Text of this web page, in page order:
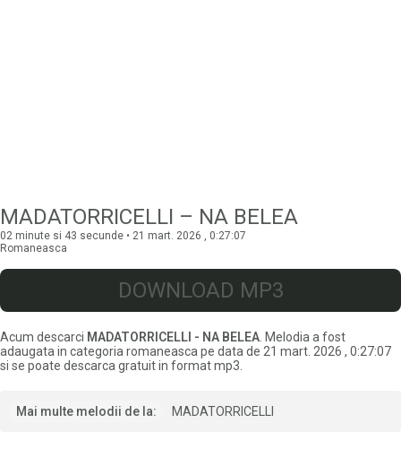
MADATORRICELLI – NA BELEA
02 minute si 43 secunde • 21 mart. 2026 , 0:27:07
Romaneasca
DOWNLOAD MP3
Acum descarci MADATORRICELLI - NA BELEA . Melodia a fost
adaugata in categoria romaneasca pe data de 21 mart. 2026 , 0:27:07
si se poate descarca gratuit in format mp3.
Mai multe melodii de la: MADATORRICELLI